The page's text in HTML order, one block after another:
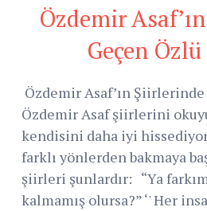
Özdemir
Geçen
Özdemir Asaf’ın
Özdemir Asaf şiirlerini
kendisini daha iyi
farklı yönlerden bakmaya
şiirleri şunlardır: “Ya
kalmamış olursa?” ‘' Her